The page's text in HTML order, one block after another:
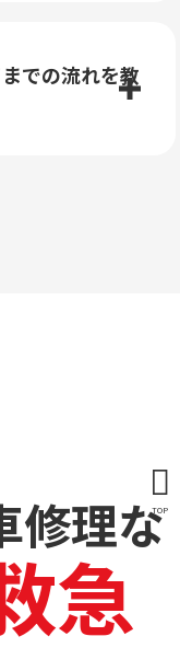
での流れを教
修理な
急
TOP